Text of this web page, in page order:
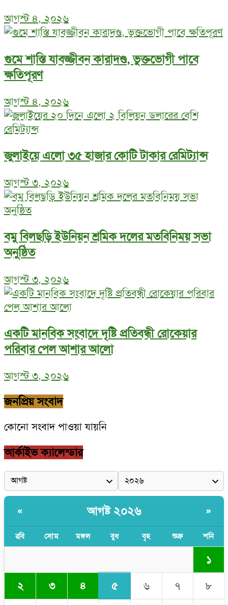
আগস্ট ৪, ২০২৬
গুমে শাস্তি যাবজ্জীবন কারাদণ্ড, ভুক্তভোগী পাবে
ক্ষতিপূরণ
আগস্ট ৪, ২০২৬
জুলাইয়ে এলো ৩৫ হাজার কোটি টাকার রেমিট্যান্স
আগস্ট ৩, ২০২৬
বমু বিলছড়ি ইউনিয়ন শ্রমিক দলের মতবিনিময় সভা
অনুষ্ঠিত
আগস্ট ৩, ২০২৬
একটি মানবিক সংবাদে দৃষ্টি প্রতিবন্ধী রোকেয়ার
পরিবার পেল আশার আলো
আগস্ট ৩, ২০২৬
জনপ্রিয় সংবাদ
কোনো সংবাদ পাওয়া যায়নি
আর্কাইভ ক্যালেন্ডার
« আগষ্ট ২০২৬ »
রবি সোম মঙ্গল বুধ বৃহ শুক্র শনি
১
২ ৩ ৪ ৫ ৬ ৭ ৮